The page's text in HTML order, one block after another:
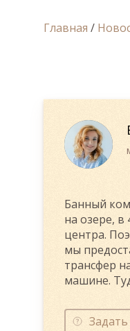
Главная /
Банный
на озере, в
центра.
мы
трансфер
машине.